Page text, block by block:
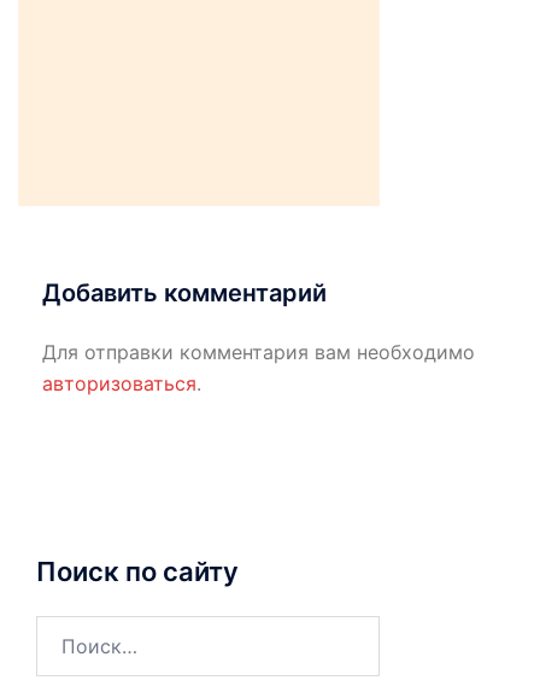
Добавить комментарий
Для отправки комментария вам необходимо
авторизоваться.
Поиск по сайту